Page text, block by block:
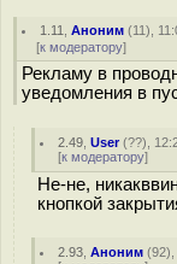
1.11 ,Аноним (11),
[к модератору]
Рекламу в
уведомления в
2.49 ,User(??),
[к модератору]
Не-не,
кнопкой
2.93 ,Аноним (92),